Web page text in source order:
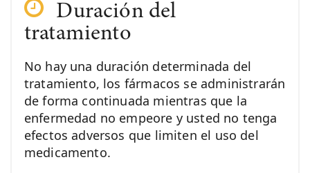
Duración del
tratamiento
No hay una duración determinada del
tratamiento, los fármacos se administrarán
de forma continuada mientras que la
enfermedad no empeore y usted no tenga
efectos adversos que limiten el uso del
medicamento.